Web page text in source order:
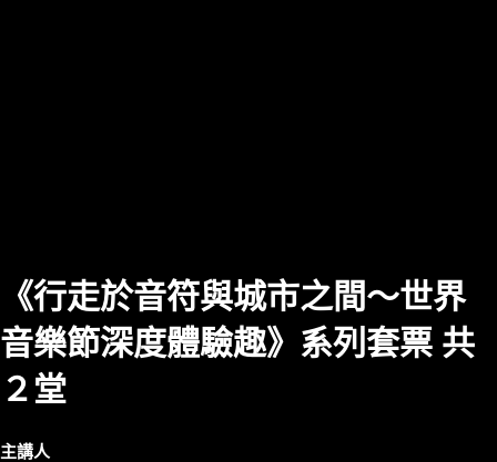
《行走於音符與城市之間～世界
音樂節深度體驗趣》系列套票 共
２堂
主講人